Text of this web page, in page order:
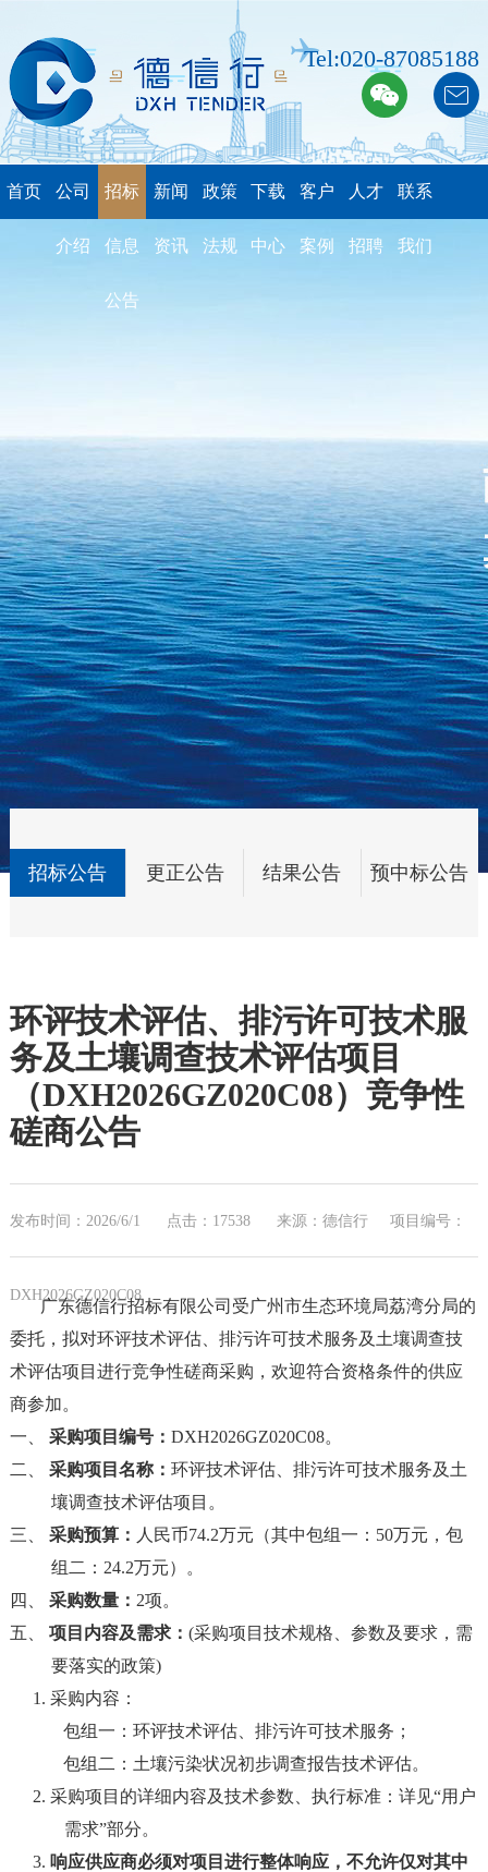
Tel:020-87085188
首页 公司
介绍
招标
信息
公告
新闻
资讯
政策
法规
下载
中心
客户
案例
人才
招聘
联系
我们
招标公告 更正公告 结果公告 预中标公告
环评技术评估、排污许可技术服
务及土壤调查技术评估项目
（DXH2026GZ020C08）竞争性
磋商公告
发布时间：2026/6/1 点击：17538 来源：德信行 项目编号：
DXH2026GZ020C08
广东德信行招标有限公司受广州市生态环境局荔湾分局的
委托，拟对环评技术评估、排污许可技术服务及土壤调查技
术评估项目进行竞争性磋商采购，欢迎符合资格条件的供应
商参加。
一、 采购项目编号： DXH2026GZ020C08。
二、 采购项目名称： 环评技术评估、排污许可技术服务及土
壤调查技术评估项目。
三、 采购预算： 人民币74.2万元（其中包组一：50万元，包
组二：24.2万元）。
四、 采购数量： 2项。
五、 项目内容及需求： (采购项目技术规格、参数及要求，需
要落实的政策)
1. 采购内容：
包组一：环评技术评估、排污许可技术服务；
包组二：土壤污染状况初步调查报告技术评估。
2. 采购项目的详细内容及技术参数、执行标准：详见“用户
需求”部分。
3. 响应供应商必须对项目进行整体响应，不允许仅对其中